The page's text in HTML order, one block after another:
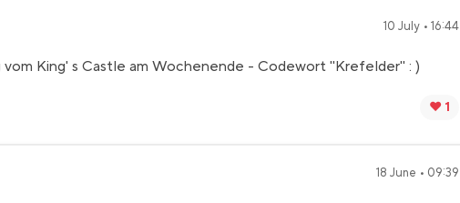
10 July • 16:44
King' s Castle am Wochenende - Codewort "Krefelder" : )
❤️ 1
18 June • 09:39